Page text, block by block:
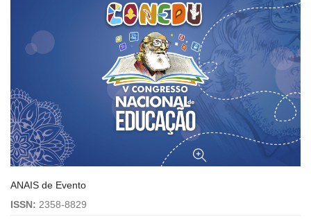
ANAIS de Evento
ISSN: 2358-8829